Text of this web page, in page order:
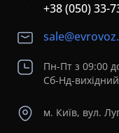
+38 (050) 33-
Пн-Пт з 09:00
Сб-Нд-вихідний
м. Київ, вул.